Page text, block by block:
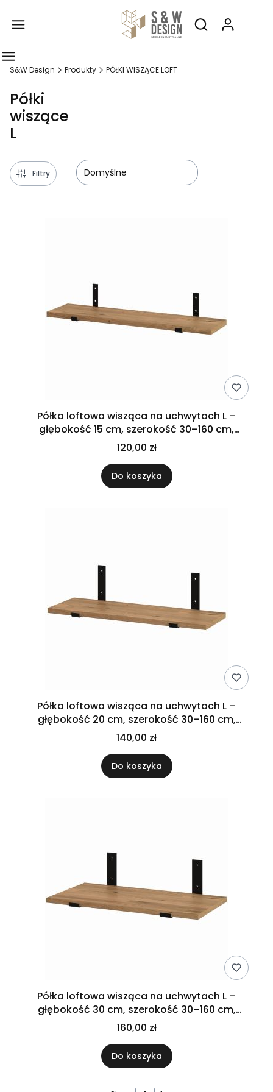
Otwórz
S&W Design Produkty PÓŁKI WISZĄCE LOFT
Półki
wiszące
L
Filtry Domyślne
Półka loftowa wisząca na uchwytach L –
głębokość 15 cm, szerokość 30–160 cm,
dębowa
120,00 zł
Do koszyka
Półka loftowa wisząca na uchwytach L –
głębokość 20 cm, szerokość 30–160 cm,
dębowa
140,00 zł
Do koszyka
Półka loftowa wisząca na uchwytach L –
głębokość 30 cm, szerokość 30–160 cm,
dębowa
160,00 zł
Do koszyka